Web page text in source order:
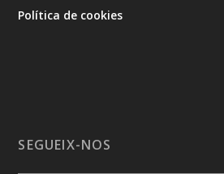
Política de cookies
SEGUEIX-NOS